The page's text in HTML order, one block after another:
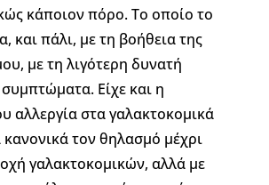
κάποιον πόρο. Το οποίο το
και πάλι, με τη βοήθεια της
με τη λιγότερη δυνατή
συμπτώματα. Είχε και η
αλλεργία στα γαλακτοκομικά
κανονικά τον θηλασμό μέχρι
γαλακτοκομικών, αλλά με